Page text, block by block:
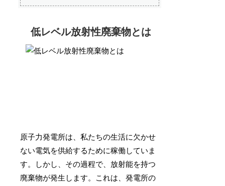
低レベル放射性廃棄物とは
原子力発電所は、私たちの生活に欠かせ
ない電気を供給するために稼働していま
す。しかし、その過程で、放射能を持つ
廃棄物が発生します。これは、発電所の